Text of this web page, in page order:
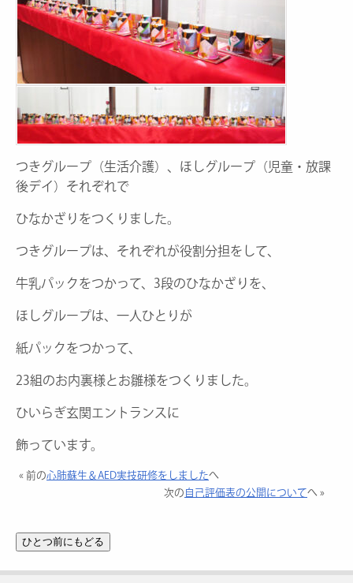
つきグループ（生活介護）、ほしグループ（児童・放課
後デイ）それぞれで
ひなかざりをつくりました。
つきグループは、それぞれが役割分担をして、
牛乳パックをつかって、3段のひなかざりを、
ほしグループは、一人ひとりが
紙パックをつかって、
23組のお内裏様とお雛様をつくりました。
ひいらぎ玄関エントランスに
飾っています。
« 前の心肺蘇生＆AED実技研修をしましたへ
次の自己評価表の公開についてへ »